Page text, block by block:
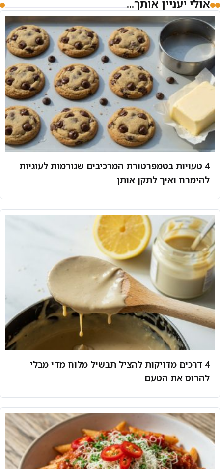
אולי יעניין אותך...
4 טעויות בטמפרטורת המרכיבים שגורמות לעוגיות
להימרח ואיך לתקן אותן
4 דרכים מדויקות להציל תבשיל מלוח מדי מבלי
להרוס את הטעם